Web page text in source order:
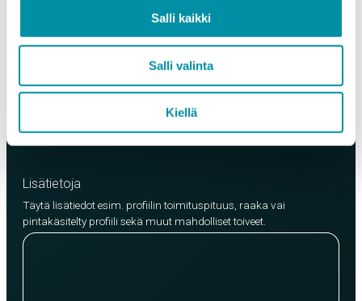
Salli kaikki
Salli valinta
Kiellä
EN AW-6063 (min. 250kg)
EN AW-6082 (min. 500kg)
Lisätietoja
Täytä lisätiedot esim. profiilin toimituspituus, raaka vai
pintakäsitelty profiili sekä muut mahdolliset toiveet.